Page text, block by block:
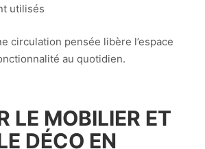
utilisés
circulation pensée libère l’espace
au quotidien.
LE MOBILIER ET
DÉCO EN